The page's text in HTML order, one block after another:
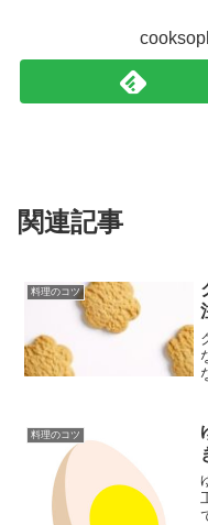
関連記事
料理のコツ
料理のコツ